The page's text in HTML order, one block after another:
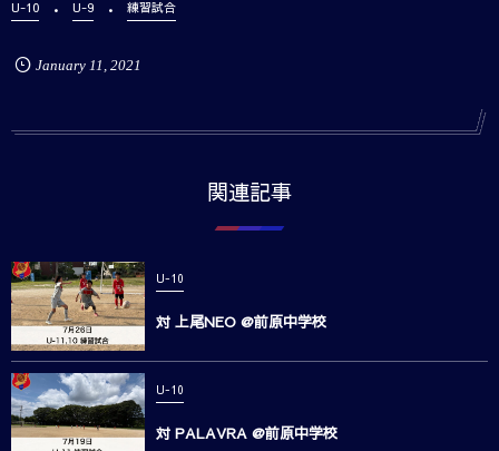
U-10 U-9 練習試合
January 11 , 2021
関連記事
U-10
対 上尾NEO @前原中学校
U-10
対 PALAVRA @前原中学校